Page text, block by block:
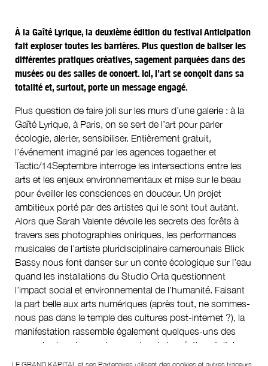
À la Gaîté Lyrique, la deuxième édition du festival Anticipation
fait exploser toutes les barrières. Plus question de baliser les
différentes pratiques créatives, sagement parquées dans des
musées ou des salles de concert. Ici, l’art se conçoit dans sa
totalité et, surtout, porte un message engagé.
Plus question de faire joli sur les murs d’une galerie : à la
Gaîté Lyrique, à Paris, on se sert de l’art pour parler
écologie, alerter, sensibiliser. Entièrement gratuit,
l’événement imaginé par les agences togaether et
Tactic/14Septembre interroge les intersections entre les
arts et les enjeux environnementaux et mise sur le beau
pour éveiller les consciences en douceur. Un projet
ambitieux porté par des artistes qui le sont tout autant.
Alors que Sarah Valente dévoile les secrets des forêts à
travers ses photographies oniriques, les performances
musicales de l’artiste pluridisciplinaire camerounais Blick
Bassy nous font danser sur un conte écologique sur l’eau
quand les installations du Studio Orta questionnent
l’impact social et environnemental de l’humanité. Faisant
la part belle aux arts numériques (après tout, ne sommes-
nous pas dans le temple des cultures post-internet ?), la
manifestation rassemble également quelques-uns des
exemples les plus contemporains de la création digitale,
des jardins numériques de Sabrina Ratté aux expériences